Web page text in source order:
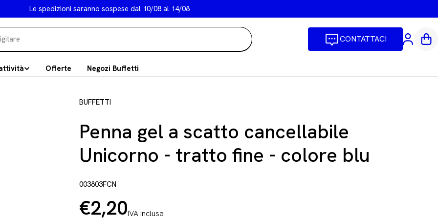
Le spedizioni saranno sospese dal 10/08 al 14/08
CONTATTACI
Offerte Negozi Buffetti
BUFFETTI
Penna gel a scatto cancellabile
Unicorno - tratto fine - colore blu
003803FCN
Prezzo
€2,20IVA inclusa